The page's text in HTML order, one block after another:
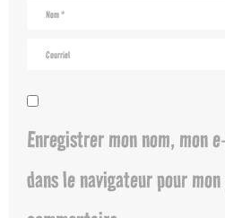
Enregistrer mon nom, mon
dans le navigateur pour